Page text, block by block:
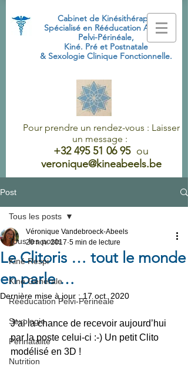
Cabinet de Kinésithérapie
Spécialisé en Rééducation Abdo-
Pelvi-Périnéale,
Kiné. Pré et Postnatale
& Sexologie Clinique Fonctionnelle.
Pour prendre un rendez-vous : Laisser
un message :
+32 495 51 06 95 ou
veronique@kineabeels.be
Post
Tous les posts
Kiné Respi
Kiné Générale
Rééducation Pelvi-Périnéale
Sexologie
Périnatalité
Nutrition
Tous les posts
Le Clitoris … tout le monde
en parle …
Véronique Vandebroeck-Abeels
20 nov. 2017 5 min de lecture
Dernière mise à jour : 17 oct. 2020
J’ai la chance de recevoir aujourd’hui
par la poste celui-ci :-) Un petit Clito
modélisé en 3D !